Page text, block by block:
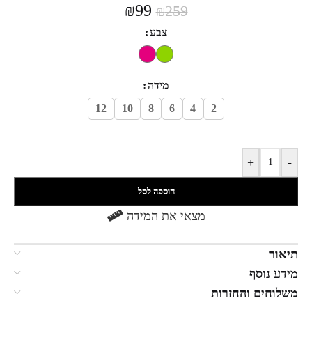
₪259
₪99
צבע
מידה
2
4
6
8
10
12
-
+
הוספה לסל
מצאי את המידה
תיאור
מידע נוסף
משלוחים והחזרות